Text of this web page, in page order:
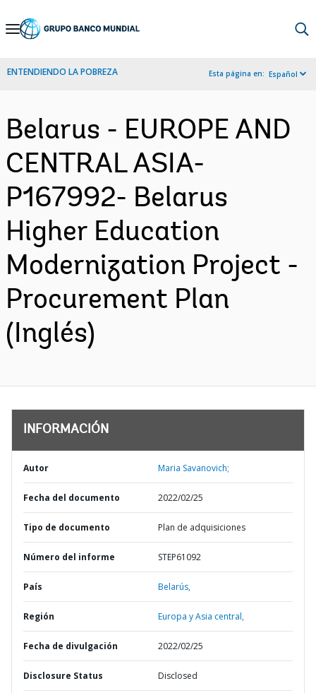
Skip
Navigation
ENTENDIENDO LA POBREZA Esta página en: Español
Belarus - EUROPE AND
CENTRAL ASIA-
P167992- Belarus
Higher Education
Modernization Project -
Procurement Plan
(Inglés)
INFORMACIÓN
Autor Maria Savanovich;
Fecha del documento 2022/02/25
Tipo de documento Plan de adquisiciones
Número del informe STEP61092
País Belarús,
Región Europa y Asia central,
Fecha de divulgación 2022/02/25
Disclosure Status Disclosed